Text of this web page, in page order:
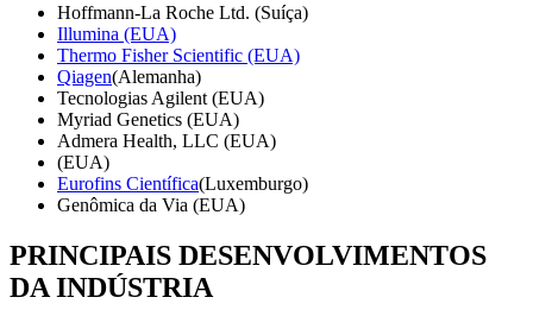
Hoffmann-La Roche Ltd. (Suíça)
Illumina (EUA)
Thermo Fisher Scientific (EUA)
Qiagen(Alemanha)
Tecnologias Agilent (EUA)
Myriad Genetics (EUA)
Admera Health, LLC (EUA)
(EUA)
Eurofins Científica(Luxemburgo)
Genômica da Via (EUA)
PRINCIPAIS DESENVOLVIMENTOS
DA INDÚSTRIA